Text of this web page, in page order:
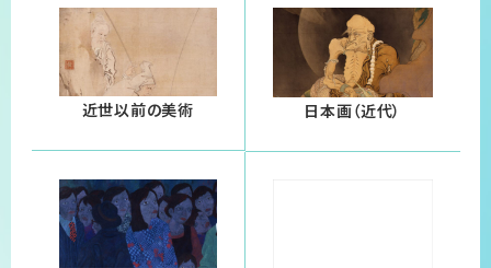
近世以前の美術 日本画（近代）